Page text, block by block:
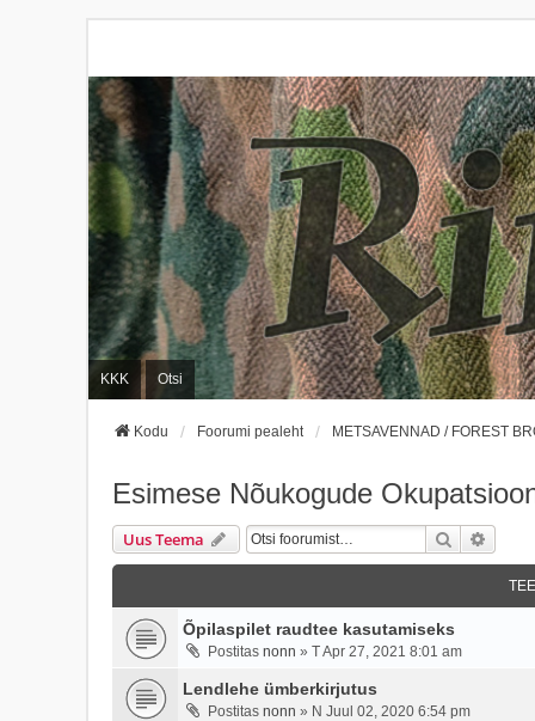
KKK Otsi
Kodu Foorumi pealeht METSAVENNAD / FOREST
Esimese Nõukogude
Uus Teema Otsi
Õpilaspilet raudtee kasutamiseks
Postitas nonn » T Apr 27, 2021 8:01 am
Lendlehe ümberkirjutus
Postitas nonn » N Juul 02, 2020 6:54 pm